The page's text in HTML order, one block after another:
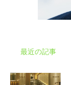
最近の記事